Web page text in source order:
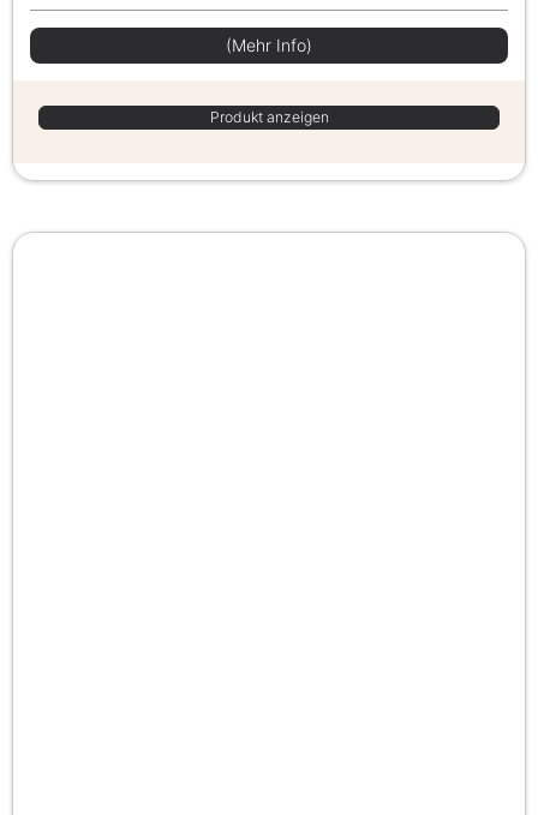
(Mehr Info)
Produkt anzeigen